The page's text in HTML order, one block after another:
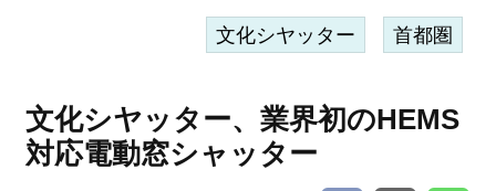
文化シヤッター 首都圏
文化シヤッター、業界初のHEMS
対応電動窓シャッター